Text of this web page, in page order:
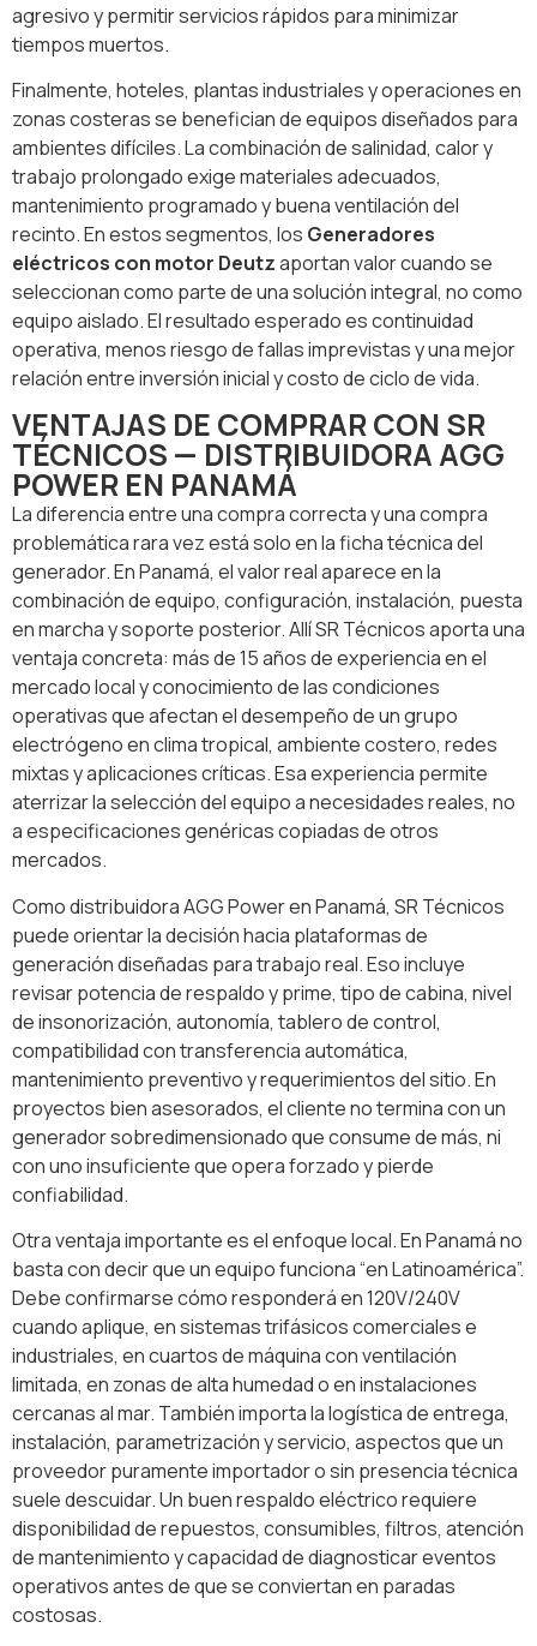
agresivo y permitir servicios rápidos para minimizar
tiempos muertos.
Finalmente, hoteles, plantas industriales y operaciones en
zonas costeras se benefician de equipos diseñados para
ambientes difíciles. La combinación de salinidad, calor y
trabajo prolongado exige materiales adecuados,
mantenimiento programado y buena ventilación del
recinto. En estos segmentos, los Generadores
eléctricos con motor Deutzaportan valor cuando se
seleccionan como parte de una solución integral, no como
equipo aislado. El resultado esperado es continuidad
operativa, menos riesgo de fallas imprevistas y una mejor
relación entre inversión inicial y costo de ciclo de vida.
VENTAJAS DE COMPRAR CON SR
TÉCNICOS — DISTRIBUIDORA AGG
POWER EN PANAMÁ
La diferencia entre una compra correcta y una compra
problemática rara vez está solo en la ficha técnica del
generador. En Panamá, el valor real aparece en la
combinación de equipo, configuración, instalación, puesta
en marcha y soporte posterior. Allí SR Técnicos aporta una
ventaja concreta: más de 15 años de experiencia en el
mercado local y conocimiento de las condiciones
operativas que afectan el desempeño de un grupo
electrógeno en clima tropical, ambiente costero, redes
mixtas y aplicaciones críticas. Esa experiencia permite
aterrizar la selección del equipo a necesidades reales, no
a especificaciones genéricas copiadas de otros
mercados.
Como distribuidora AGG Power en Panamá, SR Técnicos
puede orientar la decisión hacia plataformas de
generación diseñadas para trabajo real. Eso incluye
revisar potencia de respaldo y prime, tipo de cabina, nivel
de insonorización, autonomía, tablero de control,
compatibilidad con transferencia automática,
mantenimiento preventivo y requerimientos del sitio. En
proyectos bien asesorados, el cliente no termina con un
generador sobredimensionado que consume de más, ni
con uno insuficiente que opera forzado y pierde
confiabilidad.
Otra ventaja importante es el enfoque local. En Panamá no
basta con decir que un equipo funciona “en Latinoamérica”.
Debe confirmarse cómo responderá en 120V/240V
cuando aplique, en sistemas trifásicos comerciales e
industriales, en cuartos de máquina con ventilación
limitada, en zonas de alta humedad o en instalaciones
cercanas al mar. También importa la logística de entrega,
instalación, parametrización y servicio, aspectos que un
proveedor puramente importador o sin presencia técnica
suele descuidar. Un buen respaldo eléctrico requiere
disponibilidad de repuestos, consumibles, filtros, atención
de mantenimiento y capacidad de diagnosticar eventos
operativos antes de que se conviertan en paradas
costosas.